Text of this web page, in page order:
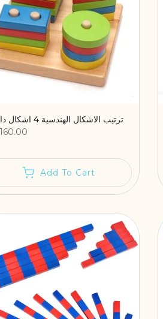
ترتيب الاشكال الهندسية 4 اشكال دائرية
Add To Cart